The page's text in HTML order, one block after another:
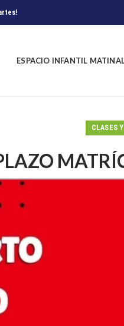
ESPACIO INFANTIL
CLASES